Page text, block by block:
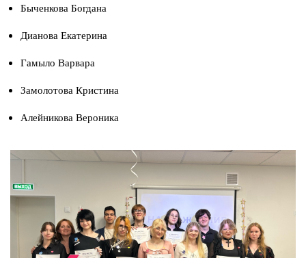
Быченкова Богдана
Дианова Екатерина
Гамыло Варвара
Замолотова Кристина
Алейникова Вероника
Изображение